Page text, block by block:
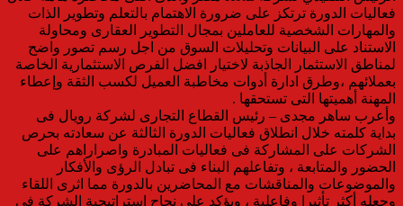
فعاليات الدورة ترتكز على ضرورة الاهتمام بالتعلم وتطوير الذات
والمهارات الشخصية للعاملين بمجال التطوير العقارى ومحاولة
الاستناد على البيانات وتحليلات السوق من اجل رسم تصور واضح
لمناطق الاستثمار الجاذبة لاختيار افضل الفرص الاستثمارية الخاصة
بعملائهم ،وطرق ادارة أدوات مخاطبة العميل لكسب الثقة وإعطاء
المهنة أهميتها التى تستحقها .
وأعرب ساهر مجدى – رئيس القطاع التجارى لشركة رويال فى
بداية كلمته خلال انطلاق فعاليات الدورة الثالثة عن سعادته بحرص
الشركات على المشاركة فى فعاليات المبادرة واصراراهم على
الحضور والمتابعة ، وتفاعلهم البناء فى تبادل الرؤى والأفكار
والموضوعات والمناقشات مع المحاضرين بالدورة مما اثرى اللقاء
وجعله أكثر تأثيرا وفاعلية ، ويؤكد على نجاح استراتيجية الشركة فى